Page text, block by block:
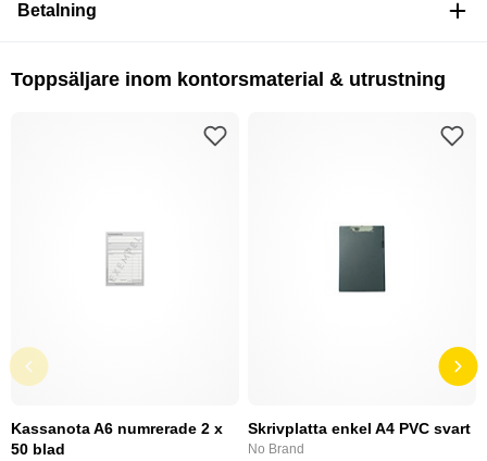
Betalning
Toppsäljare inom kontorsmaterial & utrustning
Kassanota A6 numrerade 2 x
50 blad
Skrivplatta enkel A4 PVC svart
No Brand